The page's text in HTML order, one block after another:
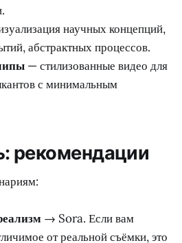
научных концепций,
абстрактных процессов.
— стилизованные видео для
с минимальным
рекомендации
→ Sora. Если вам
от реальной съёмки, это